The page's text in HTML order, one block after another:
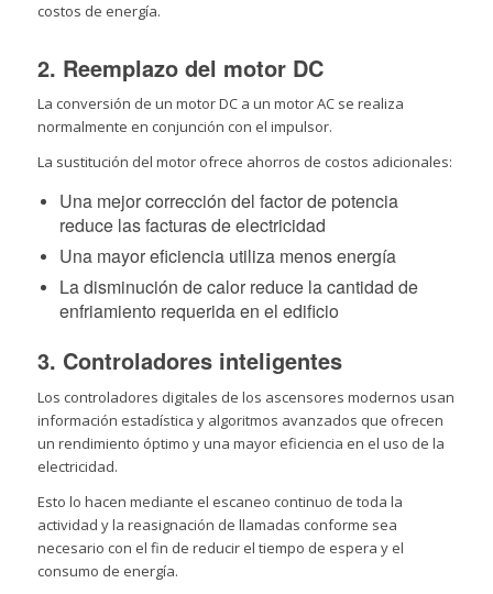
costos de energía.
2. Reemplazo del motor DC
La conversión de un motor DC a un motor AC se realiza
normalmente en conjunción con el impulsor.
La sustitución del motor ofrece ahorros de costos adicionales:
Una mejor corrección del factor de potencia
reduce las facturas de electricidad
Una mayor eficiencia utiliza menos energía
La disminución de calor reduce la cantidad de
enfriamiento requerida en el edificio
3. Controladores inteligentes
Los controladores digitales de los ascensores modernos usan
información estadística y algoritmos avanzados que ofrecen
un rendimiento óptimo y una mayor eficiencia en el uso de la
electricidad.
Esto lo hacen mediante el escaneo continuo de toda la
actividad y la reasignación de llamadas conforme sea
necesario con el fin de reducir el tiempo de espera y el
consumo de energía.